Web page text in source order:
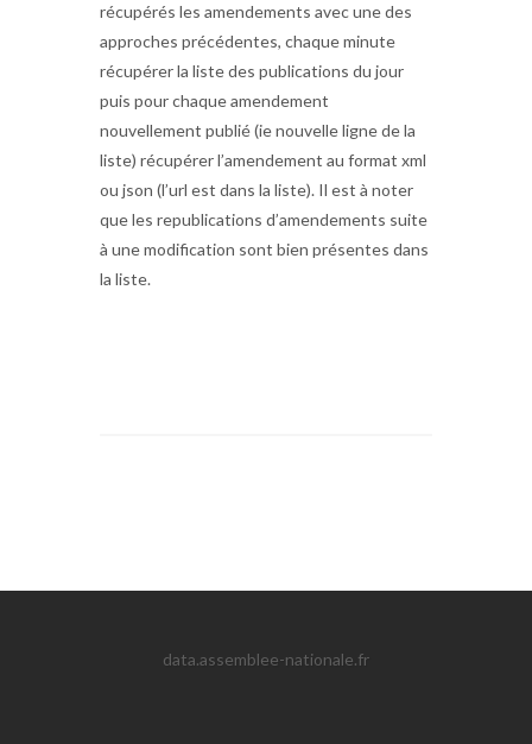
récupérés les amendements avec une des
approches précédentes, chaque minute
récupérer la liste des publications du jour
puis pour chaque amendement
nouvellement publié (ie nouvelle ligne de la
liste) récupérer l’amendement au format xml
ou json (l’url est dans la liste). Il est à noter
que les republications d’amendements suite
à une modification sont bien présentes dans
la liste.
data.assemblee-nationale.fr